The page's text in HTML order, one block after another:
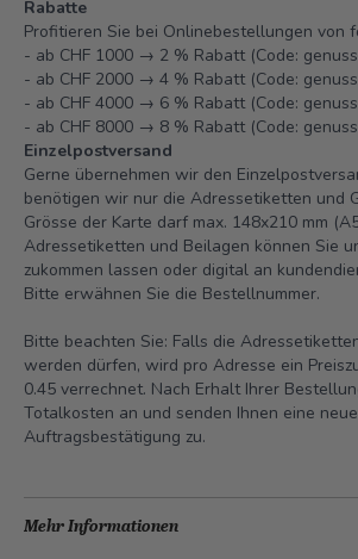
Rabatte
Profitieren Sie bei Onlinebestellungen von
- ab CHF 1000 → 2 % Rabatt (Code:
- ab CHF 2000 → 4 % Rabatt (Code:
- ab CHF 4000 → 6 % Rabatt (Code:
- ab CHF 8000 → 8 % Rabatt (Code:
Einzelpostversand
Gerne übernehmen wir den
benötigen wir nur die Adressetiketten und
Grösse der Karte darf max. 148x210 mm
Adressetiketten und Beilagen können Sie
zukommen lassen oder digital an
Bitte erwähnen Sie die Bestellnummer.
Bitte beachten Sie: Falls die
werden dürfen, wird pro Adresse ein
0.45 verrechnet. Nach Erhalt Ihrer
Totalkosten an und senden Ihnen eine neue
Auftragsbestätigung zu.
Mehr Informationen